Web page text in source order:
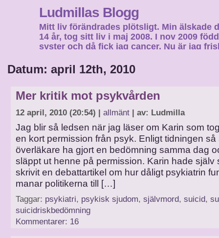
Ludmillas Blogg
Mitt liv förändrades plötsligt. Min älskade
14 år, tog sitt liv i maj 2008. I nov 2009
syster och då fick jag cancer. Nu är jag
Datum: april 12th, 2010
Mer kritik mot psykvården
12 april, 2010 (20:54) | allmänt | av: Ludmilla
Jag blir så ledsen när jag läser om Karin som
en kort permission från psyk. Enligt tidningen så
överläkare ha gjort en bedömning samma dag
släppt ut henne på permission. Karin hade själv
skrivit en debattartikel om hur dåligt psykiatrin
manar politikerna till […]
Taggar: psykiatri, psykisk sjudom, självmord, suicid,
suicidriskbedömning
Kommentarer: 16